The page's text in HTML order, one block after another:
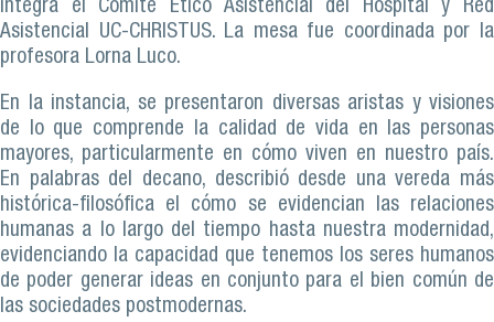
integra el Comité Ético Asistencial del Hospital y Red
Asistencial UC-CHRISTUS. La mesa fue coordinada por la
profesora Lorna Luco.
En la instancia, se presentaron diversas aristas y visiones
de lo que comprende la calidad de vida en las personas
mayores, particularmente en cómo viven en nuestro país.
En palabras del decano, describió desde una vereda más
histórica-filosófica el cómo se evidencian las relaciones
humanas a lo largo del tiempo hasta nuestra modernidad,
evidenciando la capacidad que tenemos los seres humanos
de poder generar ideas en conjunto para el bien común de
las sociedades postmodernas.